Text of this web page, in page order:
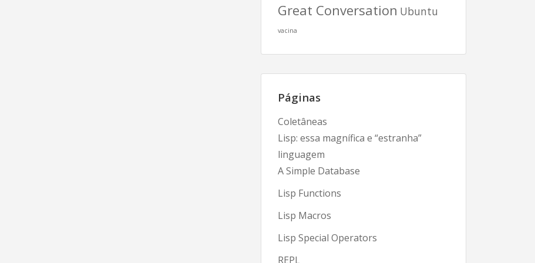
Great Conversation Ubuntu
vacina
Páginas
Coletâneas
Lisp: essa magnífica e “estranha”
linguagem
A Simple Database
Lisp Functions
Lisp Macros
Lisp Special Operators
REPL